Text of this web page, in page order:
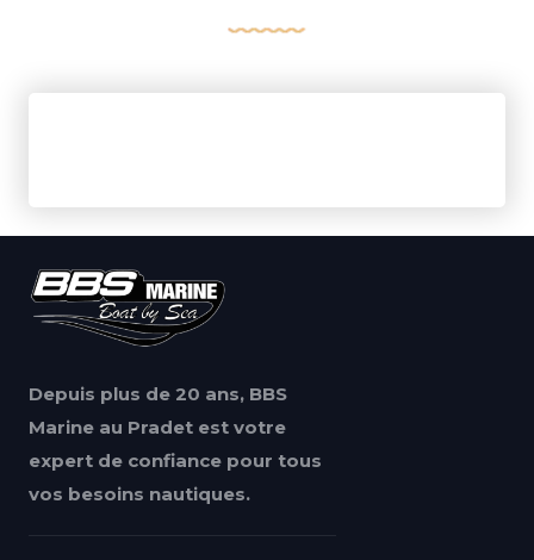
Depuis plus de 20 ans, BBS
Marine au Pradet est votre
expert de confiance pour tous
vos besoins nautiques.